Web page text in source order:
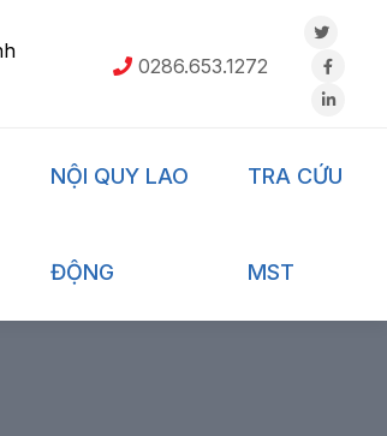
0286.653.1272
NỘI QUY LAO
ĐỘNG
TRA CỨU
MST